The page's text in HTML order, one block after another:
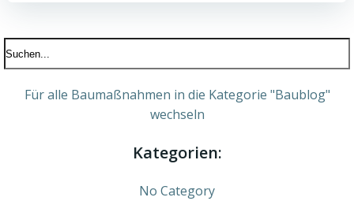
Für alle Baumaßnahmen in die Kategorie "Baublog"
wechseln
Kategorien:
No Category